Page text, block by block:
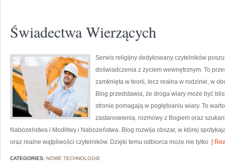
Świadectwa Wierzących
Serwis religijny dedykowany czytelników
doświadczenia z życiem wewnętrznym. To
zamknięta w teorii, lecz realna w rodzinie, w
Blog przedstawia, że droga wiary może być
stronie pomagają w pogłębianiu wiary. To
zastanowienia, rozmowy z Bogiem oraz
Nabożeństwa i Modlitwy i Nabożeństwa. Blog rozwija obszar, w której
oraz realne wątpliwości czytelników. Dzięki temu odbiorca może nie tylko [
CATEGORIES: NOWE TECHNOLOGIE